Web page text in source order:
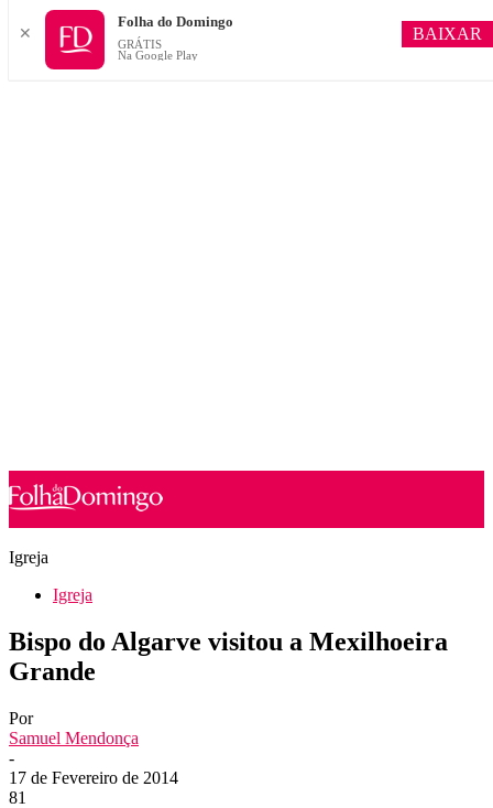
Igreja
Igreja
Bispo do Algarve visitou a Mexilhoeira
Grande
Por
Samuel Mendonça
-
17 de Fevereiro de 2014
81
✕
Folha do Domingo
GRÁTIS
Na Google Play
BAIXAR